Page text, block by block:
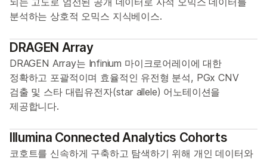
분석하는 상호적 오믹스 지식베이스.
DRAGEN Array
DRAGEN Array는 Infinium 마이크로어레이에 대한
정확하고 포괄적이며 효율적인 유전형 분석, PGx CNV
검출 및 스타 대립유전자(star allele) 어노테이션을
제공합니다.
Illumina Connected Analytics Cohorts
코호트를 신속하게 구축하고 탐색하기 위해 개인 데이터와